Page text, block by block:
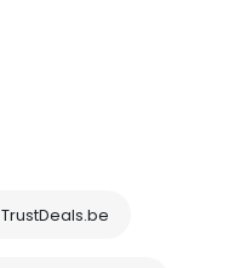
TrustDeals.be